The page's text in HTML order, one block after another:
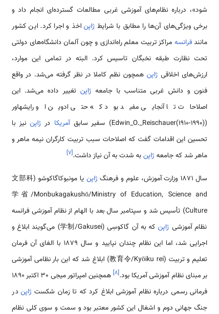
شود»، درباره نظام‌های آموزشی غربی مطالعات گسترده‌ای انجام داد و
برخی ویژگی‌های آن‌ها را مطابق با شرایط ژاپناخذ و اجرا کرد. این کشور
مانندفرانسه مراکز تربیت معلم راه‌اندازی و چون آلمان دانشگاه‌های دولتی
تحت نظارت طبقه نخبگان تاسیس کرد. البته در تمامی این موارد،
ارزش‌های اخلاقی ژاپنهمچون نظم کاملا در نظر گرفته می‌شد. در واقع
فنون و دانش غربی متناسب با جامعه ژاپن تغییر داده می‌شد. این
اصلاحات تا آنجایی مفید بود که حتی ادوین او رایشهاور
(Edwin_O._Reischauer(1910-1990)) سفیر سابق
آمریکا در ژاپننیز با
تحسین این اقدامات گفت که اصلاحات سبب تربیت کارگران نیمه ماهر و
ماهر شد که جامعه ژاپنبه شدت به آن نیاز داشت.[۷]
سال 1871 وزارت آموزش، علوم و فرهنگ ژاپن
یا مونبوکاگاکوشو (文部科
学省/Monbukagakushō/Ministry of Education, Science and
Culture) تأسیس شد و سپتامبر سال بعد با الهام از نظام آموزشی فرانسه
نظام آموزشی ژاپن
که به آن گاکوسِی (学制/Gakusei) می‌گویند ابلاغ و
اجرایی شد، اما این نظام چندان نپایید و سال 1879 با الغای آن فرمان
تعلیم و تربیت (教育令/Kyōiku rei) ابلاغ شد که این بار نظامی آموزشی
بر مبنای نظام آموزشی آمریکا بود.[۸]
همچنین امپراتور میجی 30 اکتبر 1890
فرمانی رسمی درباره نظام آموزشی ابلاغ کرد که تا زمان شکست ژاپن در
جنگ جهانی دوم و اشغال این کشور معتبر بود و سمت و سوی کلی نظام